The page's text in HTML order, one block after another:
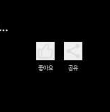
좋아요 공유